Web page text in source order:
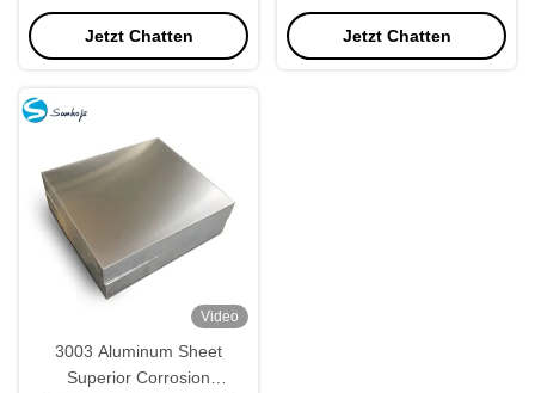
Aluminiumfolie mit hoher
Formbarkeit
Jetzt Chatten Jetzt Chatten
Video
3003 Aluminum Sheet
Superior Corrosion